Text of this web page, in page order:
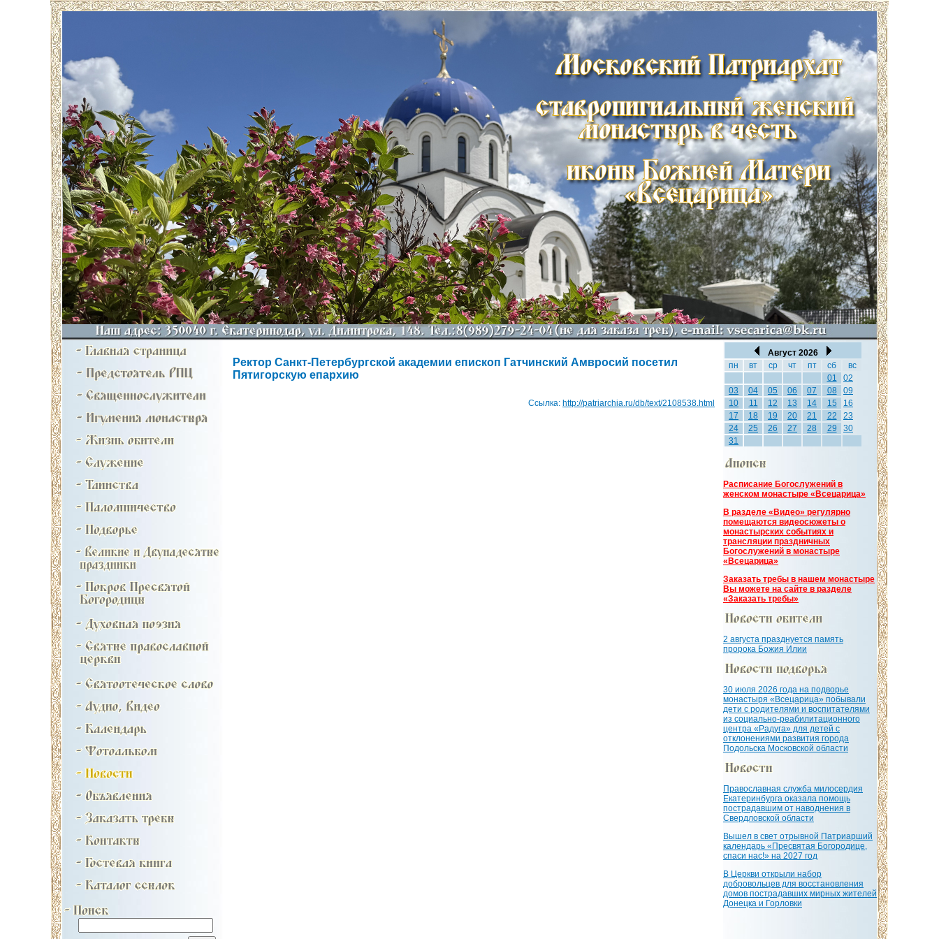
Ректор Санкт-Петербургской академии епископ Гатчинский Амвросий посетил
Пятигорскую епархию
Ссылка: http://patriarchia.ru/db/text/2108538.html
Август 2026
пн
вт ср чт пт сб
вс
01
02
03
04 05 06 07 08
09
10
11 12 13 14 15
16
17
18 19 20 21 22
23
24
25 26 27 28 29
30
31
Расписание Богослужений в
женском монастыре «Всецарица»
В разделе «Видео» регулярно
помещаются видеосюжеты о
монастырских событиях и
трансляции праздничных
Богослужений в монастыре
«Всецарица»
Заказать требы в нашем монастыре
Вы можете на сайте в разделе
«Заказать требы»
2 августа празднуется память
пророка Божия Илии
30 июля 2026 года на подворье
монастыря «Всецарица» побывали
дети с родителями и воспитателями
из социально-реабилитационного
центра «Радуга» для детей с
отклонениями развития города
Подольска Московской области
Православная служба милосердия
Екатеринбурга оказала помощь
пострадавшим от наводнения в
Свердловской области
Вышел в свет отрывной Патриарший
календарь «Пресвятая Богородице,
спаси нас!» на 2027 год
В Церкви открыли набор
добровольцев для восстановления
домов пострадавших мирных жителей
Донецка и Горловки